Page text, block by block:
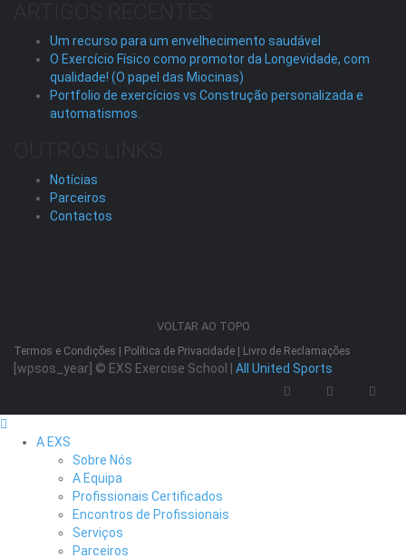
Um recurso para um envelhecimento saudável
O Exercício Físico como promotor da Longevidade, com
qualidade! (O papel das Miocinas)
Portfolio de exercícios vs Construção personalizada e
automatismos.
Notícias
Parceiros
Contactos
VOLTAR AO TOPO
Termos e Condições Política de Privacidade Livro de Reclamações
[wpsos_year] © EXS Exercise School | All United Sports
A EXS
Sobre Nós
A Equipa
Profissionais Certificados
Encontros de Profissionais
Serviços
Parceiros